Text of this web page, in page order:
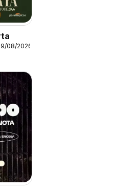
08/2026